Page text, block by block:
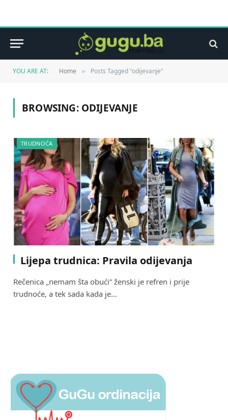
YOU ARE AT: Home » Posts Tagged "odijevanje"
BROWSING: ODIJEVANJE
TRUDNOĆA
Lijepa trudnica: Pravila odijevanja
Rečenica „nemam šta obući” ženski je refren i prije
trudnoće, a tek sada kada je…